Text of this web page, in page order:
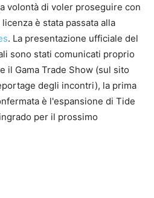
volontà di voler proseguire con
è stata passata alla
. La presentazione ufficiale del
sono stati comunicati proprio
il Gama Trade Show (sul sito
degli incontri), la prima
è l'espansione di Tide
per il prossimo